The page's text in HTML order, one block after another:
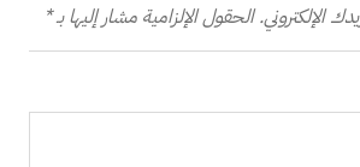
الحقول الإلزامية مشار إليها بـ*